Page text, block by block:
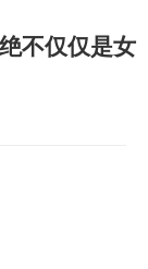
不仅仅是女